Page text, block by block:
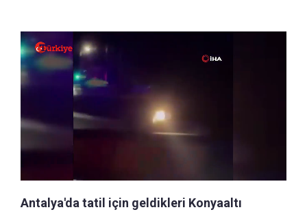
Antalya'da tatil için geldikleri Konyaaltı